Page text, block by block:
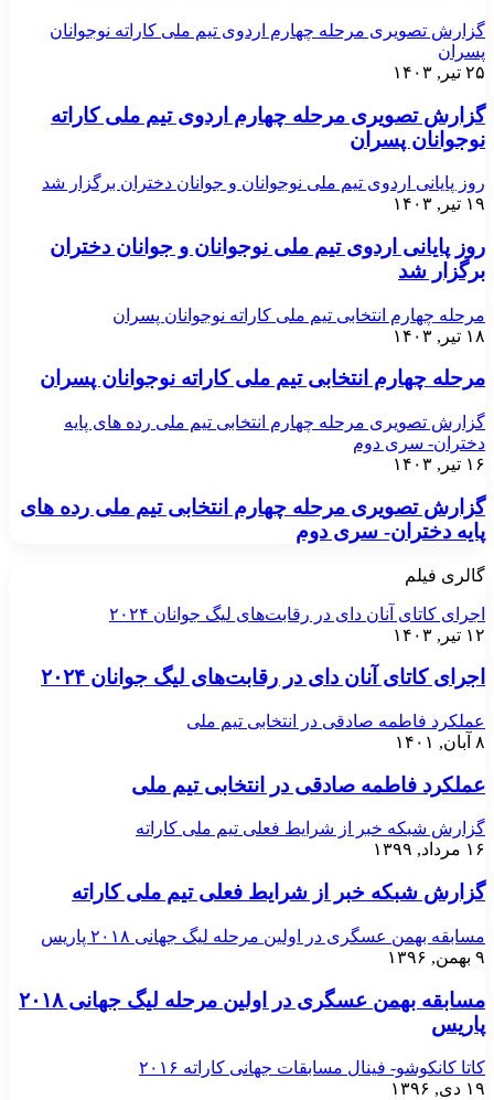
گزارش تصویری مرحله چهارم اردوی تیم ملی کاراته نوجوانان
پسران
۲۵ تیر, ۱۴۰۳
گزارش تصویری مرحله چهارم اردوی تیم ملی کاراته
نوجوانان پسران
روز پایانی اردوی تیم ملی نوجوانان و جوانان دختران برگزار شد
۱۹ تیر, ۱۴۰۳
روز پایانی اردوی تیم ملی نوجوانان و جوانان دختران
برگزار شد
مرحله چهارم انتخابی تیم ملی کاراته نوجوانان پسران
۱۸ تیر, ۱۴۰۳
مرحله چهارم انتخابی تیم ملی کاراته نوجوانان پسران
گزارش تصویری مرحله چهارم انتخابی تیم ملی رده های پایه
دختران- سری دوم
۱۶ تیر, ۱۴۰۳
گزارش تصویری مرحله چهارم انتخابی تیم ملی رده های
پایه دختران- سری دوم
گالری فیلم
اجرای کاتای آنان دای در رقابت‌های لیگ جوانان ۲۰۲۴
۱۲ تیر, ۱۴۰۳
اجرای کاتای آنان دای در رقابت‌های لیگ جوانان ۲۰۲۴
عملکرد فاطمه صادقی در انتخابی تیم ملی
۸ آبان, ۱۴۰۱
عملکرد فاطمه صادقی در انتخابی تیم ملی
گزارش شبکه خبر از شرایط فعلی تیم ملی کاراته
۱۶ مرداد, ۱۳۹۹
گزارش شبکه خبر از شرایط فعلی تیم ملی کاراته
مسابقه بهمن عسگری در اولین مرحله لیگ جهانی ۲۰۱۸ پاریس
۹ بهمن, ۱۳۹۶
مسابقه بهمن عسگری در اولین مرحله لیگ جهانی ۲۰۱۸
پاریس
کاتا کانکوشو- فینال مسابقات جهانی کاراته ۲۰۱۶
۱۹ دی, ۱۳۹۶